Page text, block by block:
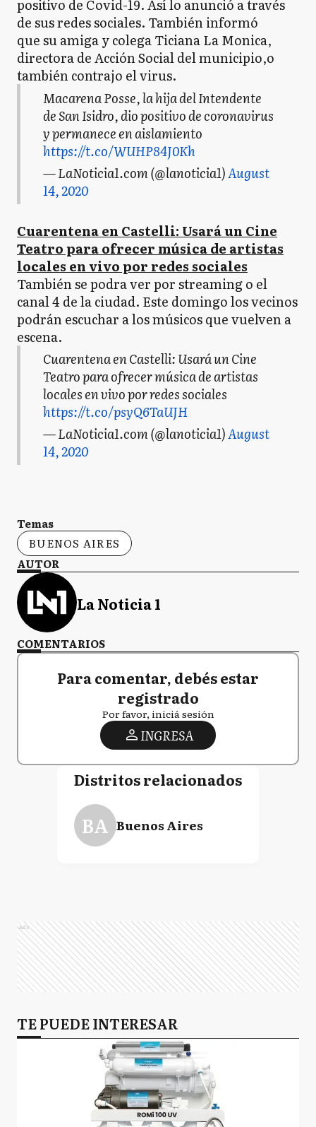
positivo de Covid-19. Así lo anunció a través
de sus redes sociales. También informó
que su amiga y colega Ticiana La Monica,
directora de Acción Social del municipio,o
también contrajo el virus.
Macarena Posse, la hija del Intendente
de San Isidro, dio positivo de coronavirus
y permanece en aislamiento
https://t.co/WUHP84J0Kh
— LaNoticia1.com (@lanoticia1)August
14, 2020
Cuarentena en Castelli: Usará un Cine
Teatro para ofrecer música de artistas
locales en vivo por redes sociales
También se podra ver por streaming o el
canal 4 de la ciudad. Este domingo los vecinos
podrán escuchar a los músicos que vuelven a
escena.
Cuarentena en Castelli: Usará un Cine
Teatro para ofrecer música de artistas
locales en vivo por redes sociales
https://t.co/psyQ6TaUJH
— LaNoticia1.com (@lanoticia1)August
14, 2020
Temas
BUENOS AIRES
AUTOR
La Noticia 1
COMENTARIOS
Para comentar, debés estar
registrado
Por favor, iniciá sesión
INGRESA
Distritos relacionados
BA Buenos Aires
Ads
TE PUEDE INTERESAR